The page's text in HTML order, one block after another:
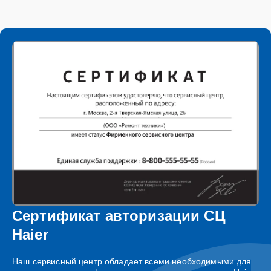
Сертификат авторизации СЦ
Haier
Наш сервисный центр обладает всеми необходимыми для